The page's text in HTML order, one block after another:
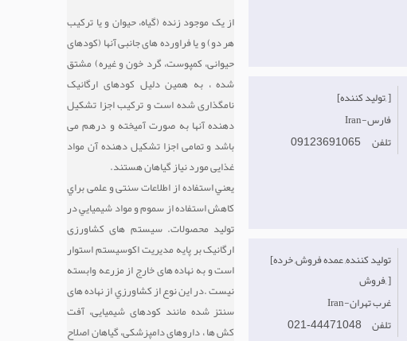
از یک موجود زنده (گیاه، حیوان و یا ترکیب
هر دو) و یا فراورده های جانبی آنها (کودهای
حیوانی، کمپوست، گرد خون و غیره) مشتق
شده ، به همین دلیل کودهای ارگانیک
نامگذاری شده است و ترکیب اجزا تشکیل
دهنده آنها به صورت آمیخته و درهم می
باشد و تمامی اجزا تشکیل دهنده آن مواد
غذایی مورد نیاز گیاهان هستند.
يعني استفاده از اطلاعات سنتی و علمی براي
كاهش استفاده از سموم و مواد شيميايي در
توليد محصولات. سیستم های کشاورزی
ارگانیک بر پایه مدیریت اکوسیستم استوار
است و به نهاده های خارج از مزرعه وابسته
نیست .در اين نوع از كشاورزي از نهاده های
سنتز شده مانند کودهای شیمیایی، آفت
کش ها ، داروهای دامپزشکی، گیاهان اصلاح
[تولید کننده, ]
Iran-فارس
09123691065 تلفن
[تولید کننده, عمده فروش, خرده
فروش, ]
Iran-غرب‌ تهران
021-44471048 تلفن